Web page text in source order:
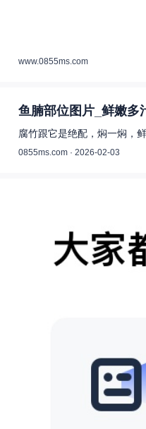
www.0855ms.com
鱼腩部位图片_鲜嫩多
腐竹跟它是绝配，焖一焖，
0855ms.com · 2026-02-03